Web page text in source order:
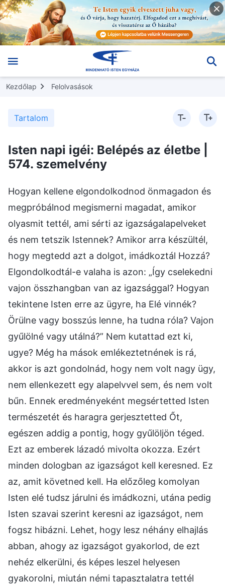
Kezdőlap Felolvasások
Tartalom
Isten napi igéi: Belépés az életbe |
574. szemelvény
Hogyan kellene elgondolkodnod önmagadon és
megpróbálnod megismerni magadat, amikor
olyasmit tettél, ami sérti az igazságalapelveket
és nem tetszik Istennek? Amikor arra készültél,
hogy megtedd azt a dolgot, imádkoztál Hozzá?
Elgondolkodtál-e valaha is azon: „Így cselekedni
vajon összhangban van az igazsággal? Hogyan
tekintene Isten erre az ügyre, ha Elé vinnék?
Örülne vagy bosszús lenne, ha tudna róla? Vajon
gyűlölné vagy utálná?” Nem kutattad ezt ki,
ugye? Még ha mások emlékeztetnének is rá,
akkor is azt gondolnád, hogy nem volt nagy ügy,
nem ellenkezett egy alapelvvel sem, és nem volt
bűn. Ennek eredményeként megsértetted Isten
természetét és haragra gerjesztetted Őt,
egészen addig a pontig, hogy gyűlöljön téged.
Ezt az emberek lázadó mivolta okozza. Ezért
minden dologban az igazságot kell keresned. Ez
az, amit követned kell. Ha előzőleg komolyan
Isten elé tudsz járulni és imádkozni, utána pedig
Isten szavai szerint keresni az igazságot, nem
fogsz hibázni. Lehet, hogy lesz néhány elhajlás
abban, ahogy az igazságot gyakorlod, de ezt
nehéz elkerülni, és képes leszel helyesen
gyakorolni, miután némi tapasztalatra tettél